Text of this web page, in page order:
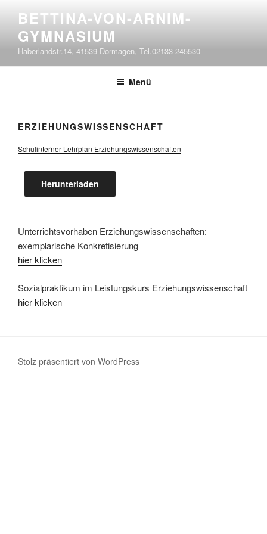
springen
BETTINA-VON-ARNIM-
GYMNASIUM
Haberlandstr.14, 41539 Dormagen, Tel.02133-245530
Menü
ERZIEHUNGSWISSENSCHAFT
Schulinterner Lehrplan Erziehungswissenschaften
Herunterladen
Unterrichtsvorhaben Erziehungswissenschaften:
exemplarische Konkretisierung
hier klicken
Sozialpraktikum im Leistungskurs Erziehungswissenschaft
hier klicken
Stolz präsentiert von WordPress